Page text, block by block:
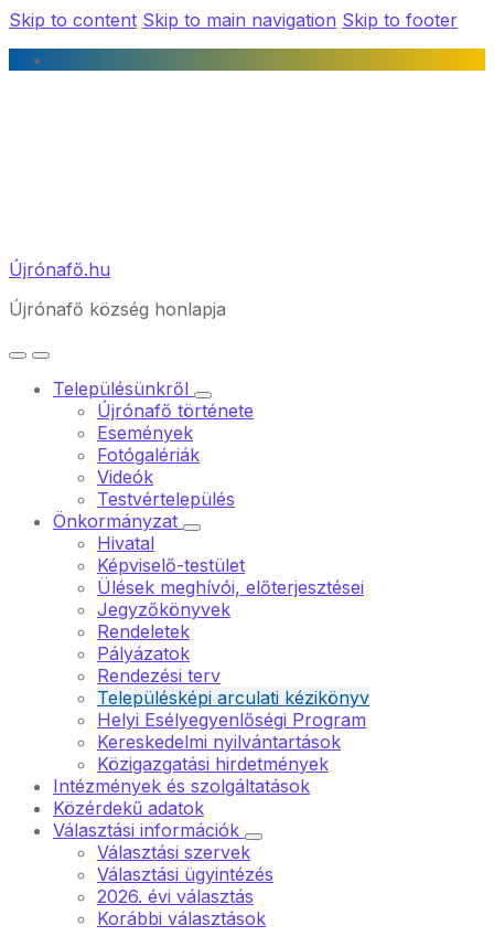
Skip to content Skip to main navigation Skip to footer
Újrónafő.hu
Újrónafő község honlapja
Településünkről
Újrónafő története
Események
Fotógalériák
Videók
Testvértelepülés
Önkormányzat
Hivatal
Képviselő-testület
Ülések meghívói, előterjesztései
Jegyzőkönyvek
Rendeletek
Pályázatok
Rendezési terv
Településképi arculati kézikönyv
Helyi Esélyegyenlőségi Program
Kereskedelmi nyilvántartások
Közigazgatási hirdetmények
Intézmények és szolgáltatások
Közérdekű adatok
Választási információk
Választási szervek
Választási ügyintézés
2026. évi választás
Korábbi választások